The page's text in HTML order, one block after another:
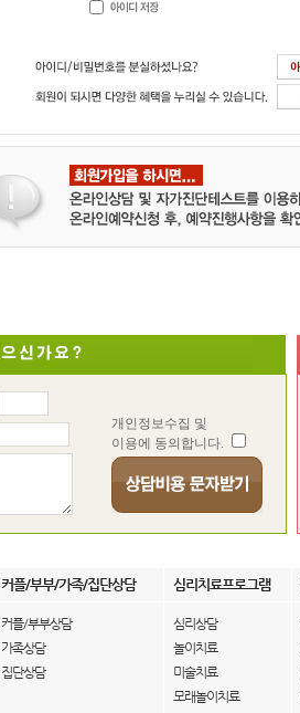
개인정보수집 및
이용에 동의합니다.
커플/부부/가족/집단상담 심리치료프로그램
커플/부부상담
가족상담
집단상담
심리상담
놀이치료
미술치료
모래놀이치료